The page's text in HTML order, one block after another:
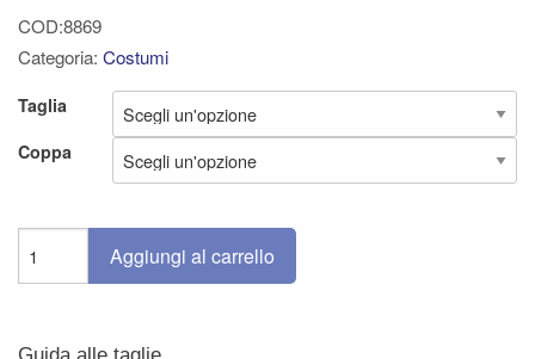
COD:8869
Categoria: Costumi
Taglia
Coppa
Aggiungi al carrello